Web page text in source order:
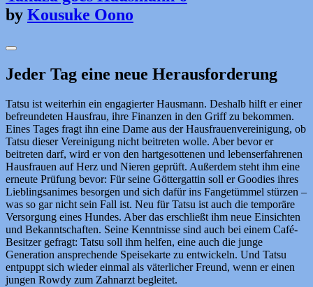
by Kousuke Oono
Jeder Tag eine neue Herausforderung
Tatsu ist weiterhin ein engagierter Hausmann. Deshalb hilft er einer
befreundeten Hausfrau, ihre Finanzen in den Griff zu bekommen.
Eines Tages fragt ihn eine Dame aus der Hausfrauenvereinigung, ob
Tatsu dieser Vereinigung nicht beitreten wolle. Aber bevor er
beitreten darf, wird er von den hartgesottenen und lebenserfahrenen
Hausfrauen auf Herz und Nieren geprüft. Außerdem steht ihm eine
erneute Prüfung bevor: Für seine Göttergattin soll er Goodies ihres
Lieblingsanimes besorgen und sich dafür ins Fangetümmel stürzen –
was so gar nicht sein Fall ist. Neu für Tatsu ist auch die temporäre
Versorgung eines Hundes. Aber das erschließt ihm neue Einsichten
und Bekanntschaften. Seine Kenntnisse sind auch bei einem Café-
Besitzer gefragt: Tatsu soll ihm helfen, eine auch die junge
Generation ansprechende Speisekarte zu entwickeln. Und Tatsu
entpuppt sich wieder einmal als väterlicher Freund, wenn er einen
jungen Rowdy zum Zahnarzt begleitet.